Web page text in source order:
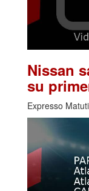
Nissan
su
Expresso